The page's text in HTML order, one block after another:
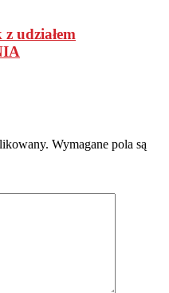
udziałem
Wymagane pola są